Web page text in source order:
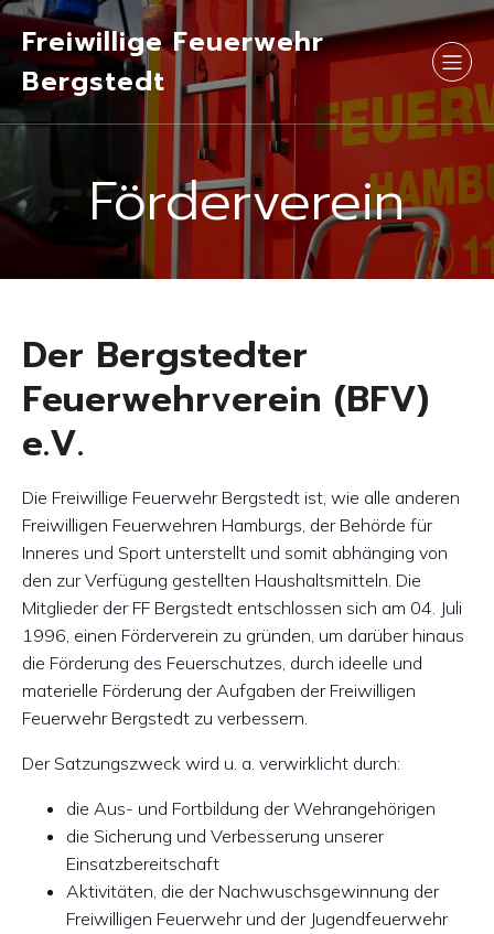
Freiwillige Feuerwehr
Bergstedt
Förderverein
Der Bergstedter
Feuerwehrverein (BFV)
e.V.
Die Freiwillige Feuerwehr Bergstedt ist, wie alle anderen
Freiwilligen Feuerwehren Hamburgs, der Behörde für
Inneres und Sport unterstellt und somit abhänging von
den zur Verfügung gestellten Haushaltsmitteln. Die
Mitglieder der FF Bergstedt entschlossen sich am 04. Juli
1996, einen Förderverein zu gründen, um darüber hinaus
die Förderung des Feuerschutzes, durch ideelle und
materielle Förderung der Aufgaben der Freiwilligen
Feuerwehr Bergstedt zu verbessern.
Der Satzungszweck wird u. a. verwirklicht durch:
die Aus- und Fortbildung der Wehrangehörigen
die Sicherung und Verbesserung unserer
Einsatzbereitschaft
Aktivitäten, die der Nachwuschsgewinnung der
Freiwilligen Feuerwehr und der Jugendfeuerwehr